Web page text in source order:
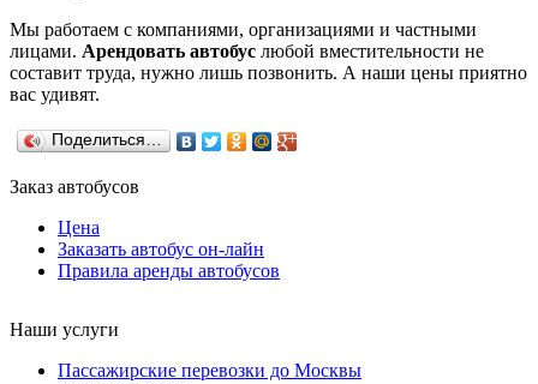
Мы работаем с компаниями, организациями и частными
лицами. Арендовать автобус любой вместительности не
составит труда, нужно лишь позвонить. А наши цены приятно
вас удивят.
Поделиться…
Заказ автобусов
Цена
Заказать автобус он-лайн
Правила аренды автобусов
Наши услуги
Пассажирские перевозки до Москвы